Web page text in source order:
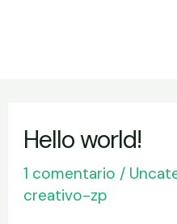
Hello world!
1 comentario /
creativo-zp